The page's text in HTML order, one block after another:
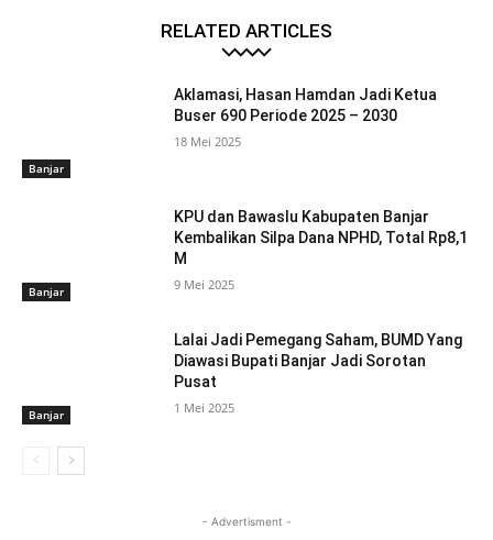
RELATED ARTICLES
Banjar
Aklamasi, Hasan Hamdan Jadi Ketua
Buser 690 Periode 2025 – 2030
18 Mei 2025
Banjar
KPU dan Bawaslu Kabupaten Banjar
Kembalikan Silpa Dana NPHD, Total Rp8,1
M
9 Mei 2025
Banjar
Lalai Jadi Pemegang Saham, BUMD Yang
Diawasi Bupati Banjar Jadi Sorotan
Pusat
1 Mei 2025
- Advertisment -